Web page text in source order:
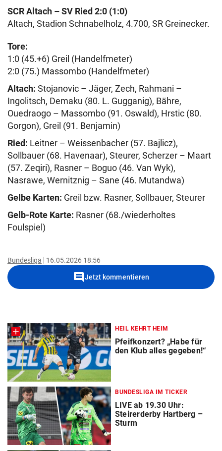
SCR Altach – SV Ried 2:0 (1:0)
Altach, Stadion Schnabelholz, 4.700, SR Greinecker.
Tore:
1:0 (45.+6) Greil (Handelfmeter)
2:0 (75.) Massombo (Handelfmeter)
Altach: Stojanovic – Jäger, Zech, Rahmani –
Ingolitsch, Demaku (80. L. Gugganig), Bähre,
Ouedraogo – Massombo (91. Oswald), Hrstic (80.
Gorgon), Greil (91. Benjamin)
Ried: Leitner – Weissenbacher (57. Bajlicz),
Sollbauer (68. Havenaar), Steurer, Scherzer – Maart
(57. Zeqiri), Rasner – Boguo (46. Van Wyk),
Nasrawe, Wernitznig – Sane (46. Mutandwa)
Gelbe Karten: Greil bzw. Rasner, Sollbauer, Steurer
Gelb-Rote Karte: Rasner (68./wiederholtes
Foulspiel)
Bundesliga 16.05.2026 18:56
commentJetzt kommentieren
HEIL KEHRT HEIM
Pfeifkonzert? „Habe für
den Klub alles gegeben!“
BUNDESLIGA IM TICKER
LIVE ab 19.30 Uhr:
Steirerderby Hartberg –
Sturm